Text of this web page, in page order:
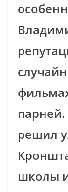
парней.
решил
школы